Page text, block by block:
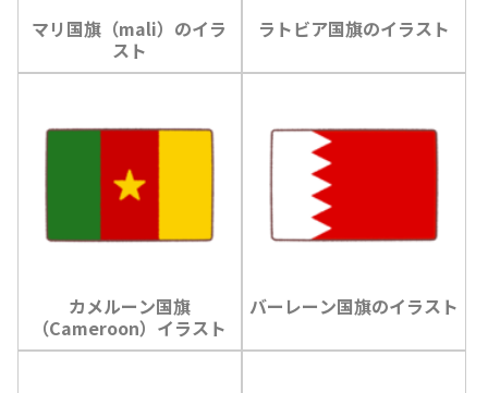
マリ国旗（mali）のイラ
スト
ラトビア国旗のイラスト
カメルーン国旗
（Cameroon）イラスト
バーレーン国旗のイラスト